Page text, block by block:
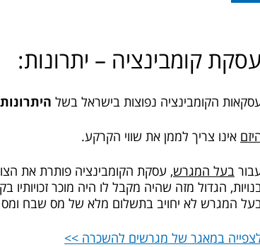
עסקת קומבינציה – יתרונות:
הקומבינציה נפוצות בישראל בשל
אינו צריך לממן את שווי הקרקע.
בעל המגרש, עסקת הקומבינציה פותרת את
הגדול מזה שהיה מקבל לו היה מוכר
המגרש לא יחויב בתשלום מלא של מס שבח
במאגר של מגרשים להשכרה >>